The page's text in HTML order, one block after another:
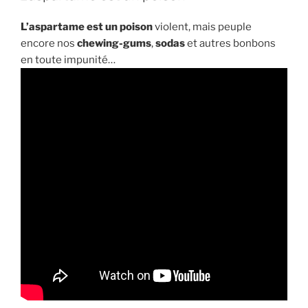
L’aspartame est un poisonviolent, mais peuple
encore nos chewing-gums,sodaset autres bonbons
en toute impunité…